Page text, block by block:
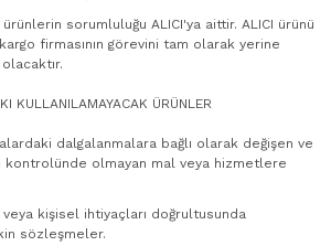
sorumluluğu ALICI'ya aittir. ALICI ürünü
firmasının görevini tam olarak yerine
KULLANILAMAYACAK ÜRÜNLER
dalgalanmalara bağlı olarak değişen ve
kontrolünde olmayan mal veya hizmetlere
kişisel ihtiyaçları doğrultusunda
sözleşmeler.